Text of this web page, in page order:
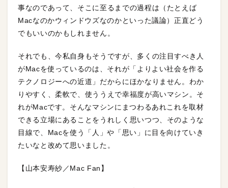
事なのであって、そこに至るまでの過程は（たとえば
Macなのかウィンドウズなのかといった議論）正直どう
でもいいのかもしれません。
それでも、今私自身もそうですが、多くの注目すべき人
がMacを使っているのは、それが「よりよい社会を作る
テクノロジーへの近道」だからにほかなりません。わか
りやすく、柔軟で、使ううえで幸福度が高いマシン。そ
れがMacです。そんなマシンにまつわるあれこれを取材
できる立場にあることをうれしく思いつつ、そのような
目線で、Macを使う「人」や「思い」に目を向けていき
たいなと改めて思いました。
【山本安寿紗／Mac Fan】